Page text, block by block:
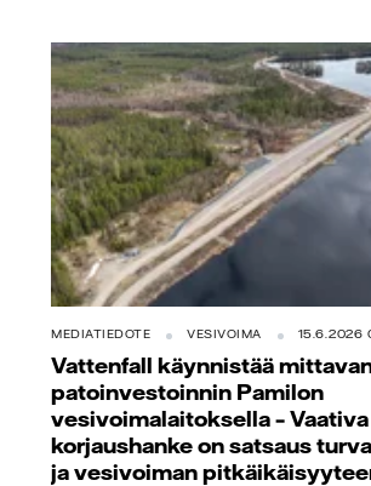
MEDIATIEDOTE VESIVOIMA 15.6.2026
Vattenfall käynnistää
patoinvestoinnin Pamilon
vesivoimalaitoksella – Vaativa
korjaushanke on satsaus
ja vesivoiman